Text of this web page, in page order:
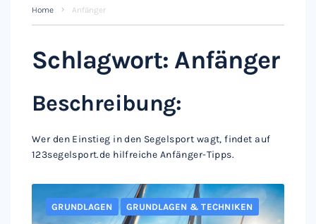
Home Anfänger
Schlagwort: Anfänger
Beschreibung:
Wer den Einstieg in den Segelsport wagt, findet auf
123segelsport.de hilfreiche Anfänger-Tipps.
GRUNDLAGEN GRUNDLAGEN & TECHNIKEN